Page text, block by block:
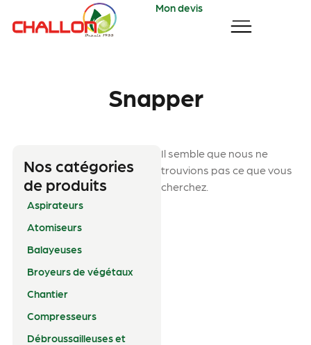
Mon devis
Snapper
Nos catégories
de produits
Aspirateurs
Atomiseurs
Balayeuses
Broyeurs de végétaux
Chantier
Compresseurs
Débroussailleuses et
Il semble que nous ne
trouvions pas ce que vous
cherchez.